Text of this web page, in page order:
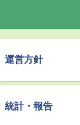
運営方針
統計・報告